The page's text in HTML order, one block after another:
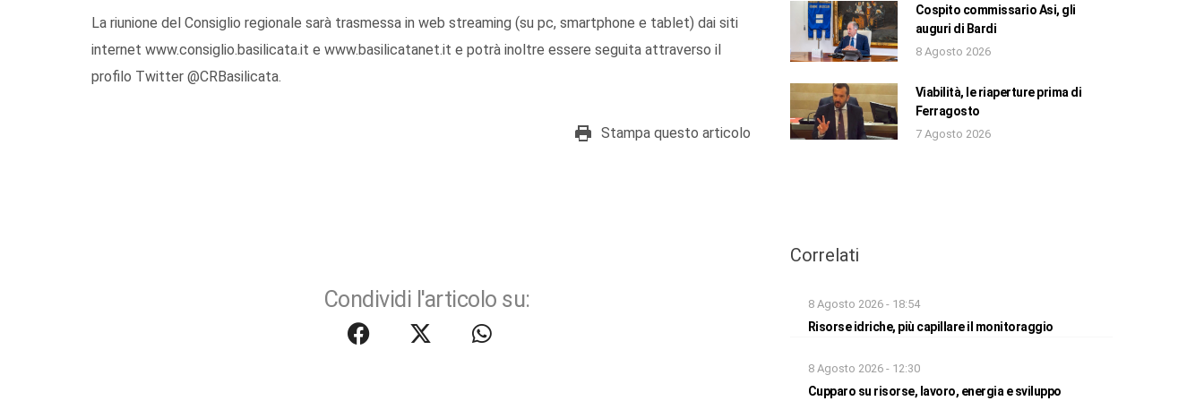
La riunione del Consiglio regionale sarà trasmessa in web streaming (su pc, smartphone e tablet) dai siti
internet www.consiglio.basilicata.it e www.basilicatanet.it e potrà inoltre essere seguita attraverso il
profilo Twitter @CRBasilicata.
Stampa questo articolo
Condividi l'articolo su:
Cospito commissario Asi, gli
auguri di Bardi
8 Agosto 2026
Viabilità, le riaperture prima di
Ferragosto
7 Agosto 2026
Correlati
8 Agosto 2026 - 18:54
Risorse idriche, più capillare il monitoraggio
8 Agosto 2026 - 12:30
Cupparo su risorse, lavoro, energia e sviluppo